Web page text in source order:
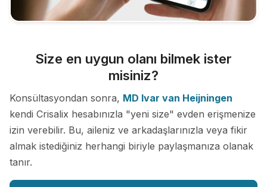
Size en uygun olanı bilmek ister
misiniz?
Konsültasyondan sonra, MD Ivar van Heijningen
kendi Crisalix hesabınızla "yeni size" evden erişmenize
izin verebilir. Bu, aileniz ve arkadaşlarınızla veya fikir
almak istediğiniz herhangi biriyle paylaşmanıza olanak
tanır.